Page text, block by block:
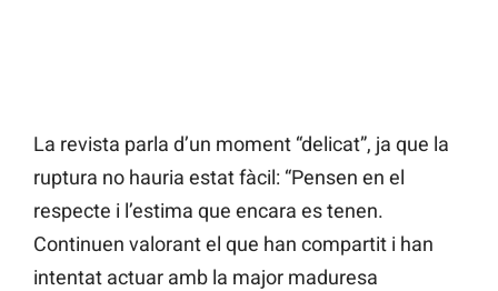
La revista parla d’un moment “delicat”, ja que la
ruptura no hauria estat fàcil: “Pensen en el
respecte i l’estima que encara es tenen.
Continuen valorant el que han compartit i han
intentat actuar amb la major maduresa